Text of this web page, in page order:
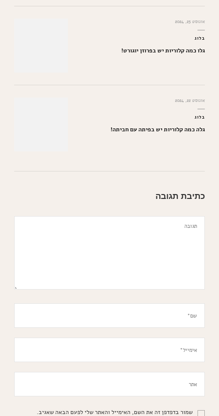
אוגוסט 25, 2024
בלוג
גלו כמה קלוריות יש בפרוזן יוגורט!
אוגוסט 22, 2024
בלוג
גלה כמה קלוריות יש בפיתה עם חביתה!
כתיבת תגובה
שמור בדפדפן זה את השם, האימייל והאתר שלי לפעם הבאה שאגיב.